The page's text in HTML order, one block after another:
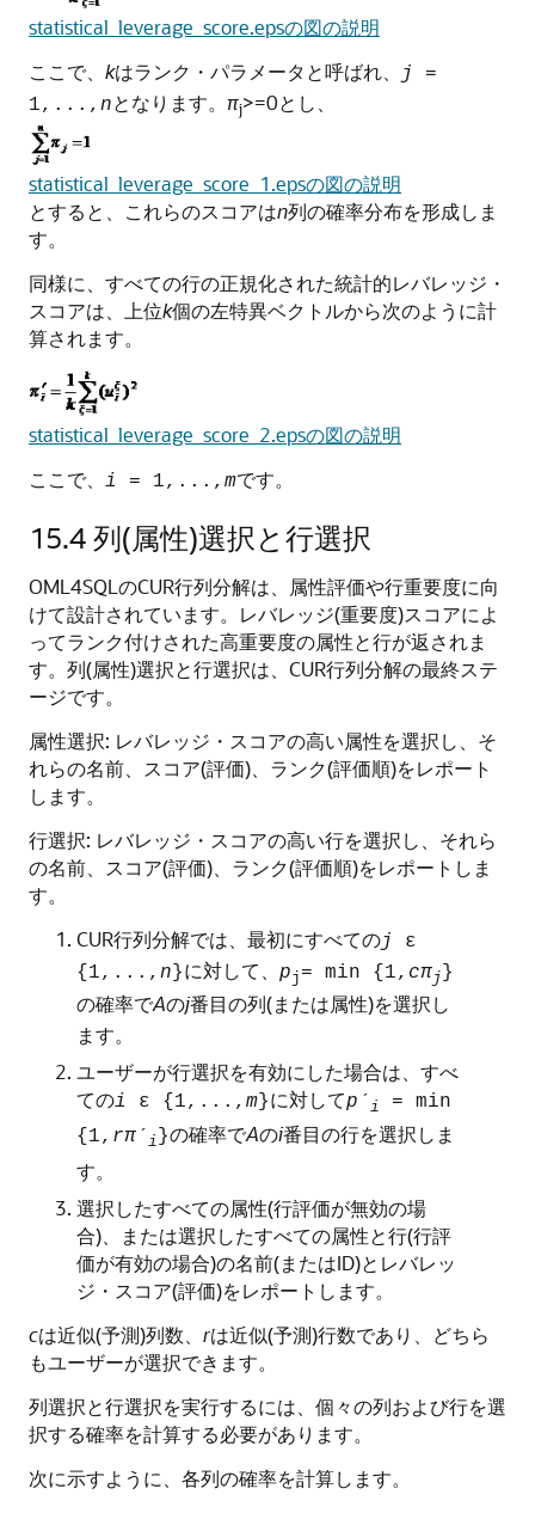
statistical_leverage_score.epsの図の説明
ここで、 kはランク・パラメータと呼ばれ、 j
=
1,..., nとなります。 πj>=0とし、
statistical_leverage_score_1.epsの図の説明
とすると、これらのスコアはn列の確率分布を形成しま
す。
同様に、すべての行の正規化された統計的レバレッジ・
スコアは、上位k個の左特異ベクトルから次のように計
算されます。
statistical_leverage_score_2.epsの図の説明
ここで、 i = 1,..., mです。
15.4列(属性)選択と行選択
OML4SQLのCUR行列分解は、属性評価や行重要度に向
けて設計されています。レバレッジ(重要度)スコアによ
ってランク付けされた高重要度の属性と行が返されま
す。列(属性)選択と行選択は、CUR行列分解の最終ステ
ージです。
属性選択: レバレッジ・スコアの高い属性を選択し、そ
れらの名前、スコア(評価)、ランク(評価順)をレポート
します。
行選択: レバレッジ・スコアの高い行を選択し、それら
の名前、スコア(評価)、ランク(評価順)をレポートしま
す。
CUR行列分解では、最初にすべてのj
ε
{1,..., n }に対して、 pj = min {1, cπj }
の確率でAのj番目の列(または属性)を選択し
ます。
ユーザーが行選択を有効にした場合は、すべ
てのi ε {1,..., m }に対してpˊ i
= min
{1, rπˊi }の確率でAのi番目の行を選択しま
す。
選択したすべての属性(行評価が無効の場
合)、または選択したすべての属性と行(行評
価が有効の場合)の名前(またはID)とレバレッ
ジ・スコア(評価)をレポートします。
cは近似(予測)列数、 rは近似(予測)行数であり、どちら
もユーザーが選択できます。
列選択と行選択を実行するには、個々の列および行を選
択する確率を計算する必要があります。
次に示すように、各列の確率を計算します。